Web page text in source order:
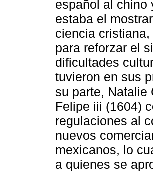
español al chino
estaba el
ciencia
para reforzar el
dificultades
tuvieron en sus
su parte, Natalie
Felipe iii (1604)
regulaciones al
nuevos
mexicanos, lo
a quienes se